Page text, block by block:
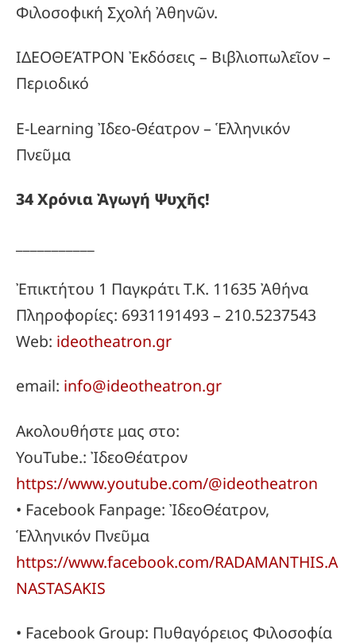
Φιλοσοφική Σχολή Ἀθηνῶν.
ΙΔΕΟΘΕΆΤΡΟΝ Ἐκδόσεις – Βιβλιοπωλεῖον –
Περιοδικό
E-Learning Ἰδεο-Θέατρον – Ἑλληνικόν
Πνεῦμα
34ΧρόνιαἈγωγή Ψυχῆς!
Ἐπικτήτου 1 Παγκράτι Τ.Κ. 11635 Ἀθήνα
Πληροφορίες: 6931191493 – 210.5237543
Web: ideotheatron.gr
email: info@ideotheatron.gr
Ακολουθήστε μας στο:
YouTube.: ἸδεοΘέατρον
https://www.youtube.com/@ideotheatron
• Facebook Fanpage: ἸδεοΘέατρον,
Ἑλληνικόν Πνεῦμα
https://www.facebook.com/RADAMANTHIS.A
NASTASAKIS
• Facebook Group: Πυθαγόρειος Φιλοσοφία